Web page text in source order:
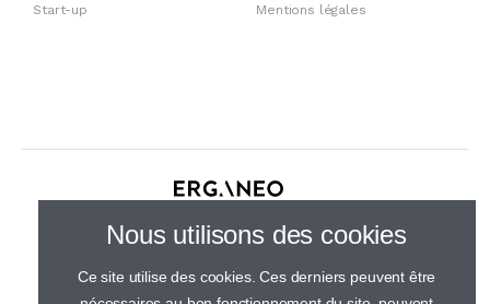
Start-up Mentions légales
01 44 23 21 50
Nous utilisons des cookies
Ce site utilise des cookies. Ces derniers peuvent être